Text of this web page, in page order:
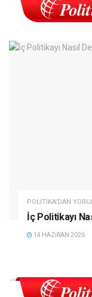
POLITIKA'DAN
İç Politikayı
14 HAZIRAN 2026